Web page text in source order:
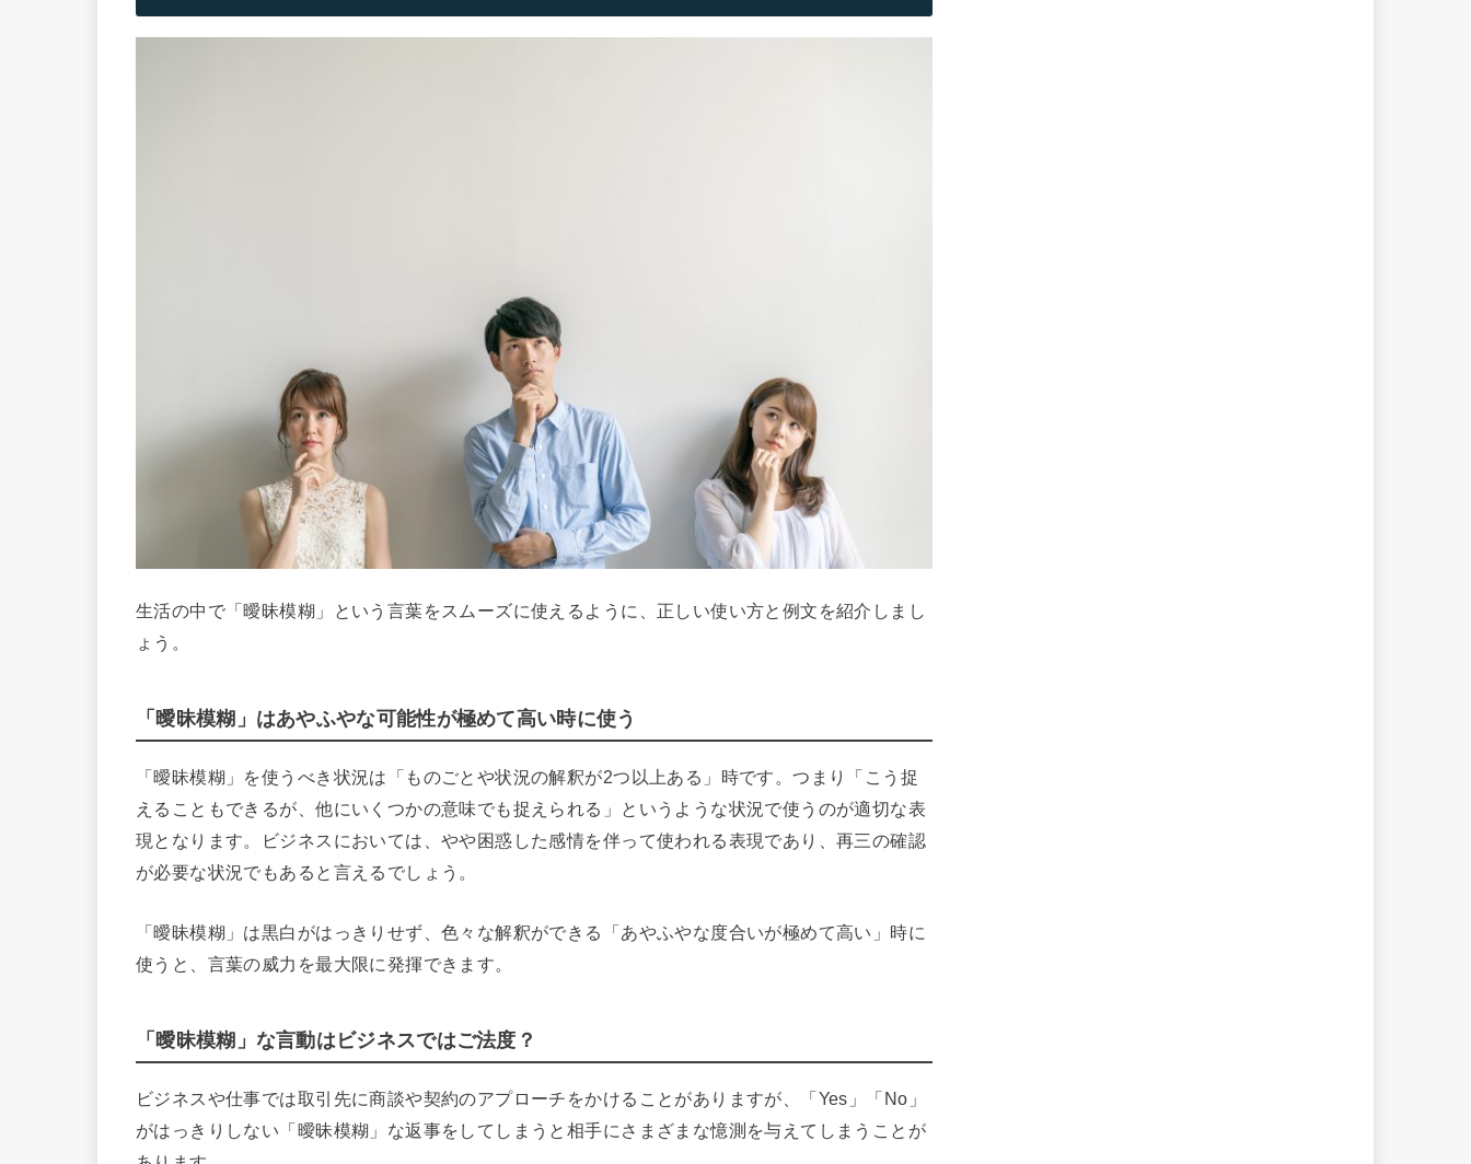
生活の中で「曖昧模糊」という言葉をスムーズに使えるように、正しい使い方と例文を紹介しまし
ょう。
「曖昧模糊」はあやふやな可能性が極めて高い時に使う
「曖昧模糊」を使うべき状況は「ものごとや状況の解釈が2つ以上ある」時です。つまり「こう捉
えることもできるが、他にいくつかの意味でも捉えられる」というような状況で使うのが適切な表
現となります。ビジネスにおいては、やや困惑した感情を伴って使われる表現であり、再三の確認
が必要な状況でもあると言えるでしょう。
「曖昧模糊」は黒白がはっきりせず、色々な解釈ができる「あやふやな度合いが極めて高い」時に
使うと、言葉の威力を最大限に発揮できます。
「曖昧模糊」な言動はビジネスではご法度？
ビジネスや仕事では取引先に商談や契約のアプローチをかけることがありますが、「Yes」「No」
がはっきりしない「曖昧模糊」な返事をしてしまうと相手にさまざまな憶測を与えてしまうことが